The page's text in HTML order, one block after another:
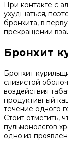
При контакте с
ухудшаться,
бронхита, в
прекращении
Бронхит
Бронхит
слизистой
воздействия
продуктивный
течение одного
Стоит отметить,
пульмонологов
одно из